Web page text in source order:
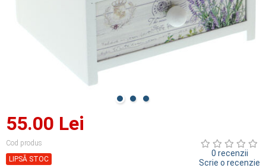
55.00 Lei
Cod produs
LIPSĂ STOC
0 recenzii
Scrie o recenzie